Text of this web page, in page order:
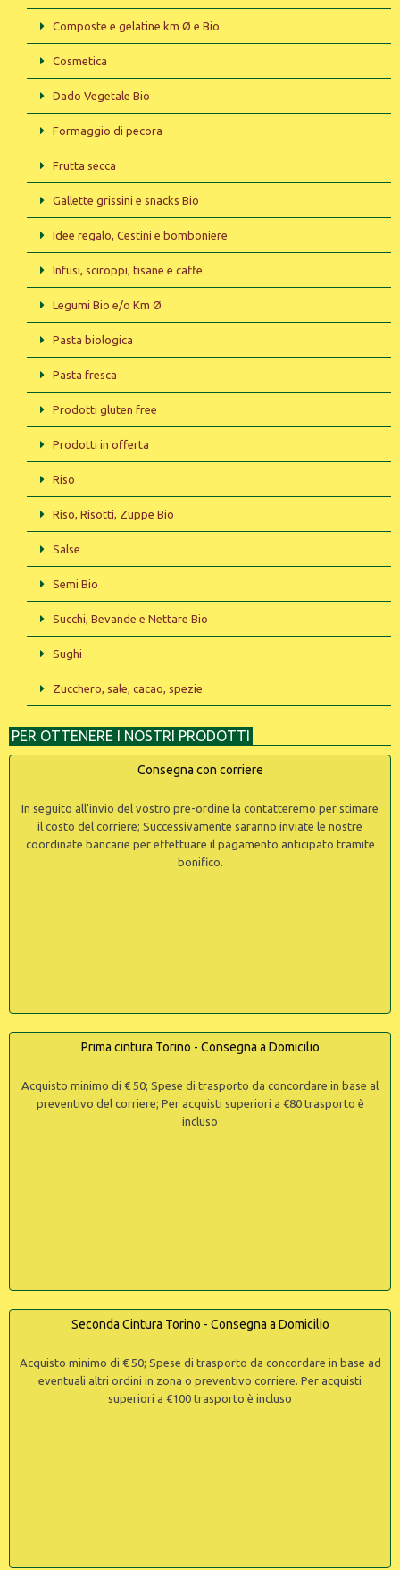
Composte e gelatine km Ø e Bio
Cosmetica
Dado Vegetale Bio
Formaggio di pecora
Frutta secca
Gallette grissini e snacks Bio
Idee regalo, Cestini e bomboniere
Infusi, sciroppi, tisane e caffe'
Legumi Bio e/o Km Ø
Pasta biologica
Pasta fresca
Prodotti gluten free
Prodotti in offerta
Riso
Riso, Risotti, Zuppe Bio
Salse
Semi Bio
Succhi, Bevande e Nettare Bio
Sughi
Zucchero, sale, cacao, spezie
PER OTTENERE I NOSTRI PRODOTTI
Consegna con corriere
In seguito all'invio del vostro pre-ordine la contatteremo per stimare
il costo del corriere; Successivamente saranno inviate le nostre
coordinate bancarie per effettuare il pagamento anticipato tramite
bonifico.
Prima cintura Torino - Consegna a Domicilio
Acquisto minimo di € 50; Spese di trasporto da concordare in base al
preventivo del corriere; Per acquisti superiori a €80 trasporto è
incluso
Seconda Cintura Torino - Consegna a Domicilio
Acquisto minimo di € 50; Spese di trasporto da concordare in base ad
eventuali altri ordini in zona o preventivo corriere. Per acquisti
superiori a €100 trasporto è incluso